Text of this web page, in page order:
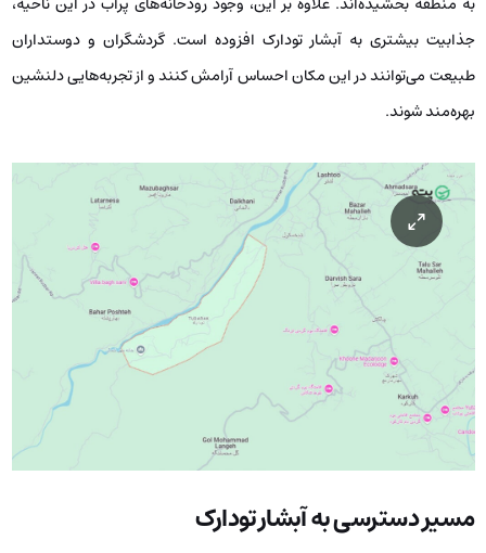
جذابیت بیشتری به آبشار تودارک افزوده است. گردشگران و دوستداران
طبیعت می‌توانند در این مکان احساس آرامش کنند و از تجربه‌هایی دلنشین
بهره‌مند شوند.
مسیر دسترسی به آبشار تودارک